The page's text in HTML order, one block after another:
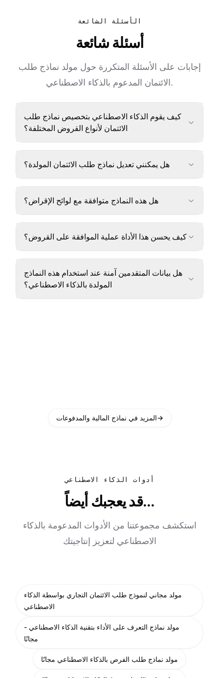
الأسئلة الشائعة
أسئلة شائعة
إجابات على الأسئلة المتكررة حول مولد نماذج طلب
الائتمان المدعوم بالذكاء الاصطناعي.
كيف يقوم الذكاء الاصطناعي بتخصيص نماذج طلب
الائتمان لأنواع القروض المختلفة؟
هل يمكنني تعديل نماذج طلب الائتمان المولدة؟
هل هذه النماذج متوافقة مع لوائح الإقراض؟
كيف يحسن هذا الأداة عملية الموافقة على القروض؟
هل بيانات المتقدمين آمنة عند استخدام هذه النماذج
المولدة بالذكاء الاصطناعي؟
المزيد في نماذج المالية والمدفوعات→
أدوات الذكاء الاصطناعي
قد يعجبك أيضاً...
استكشف مجموعتنا من الأدوات المدعومة بالذكاء
الاصطناعي لتعزيز إنتاجيتك
مولد مجاني لنموذج طلب الائتمان التجاري بواسطة الذكاء
الاصطناعي
مولد نماذج التعرف على الأداء بتقنية الذكاء الاصطناعي -
مجانًا
مولد نماذج طلب الفرص بالذكاء الاصطناعي مجانًا